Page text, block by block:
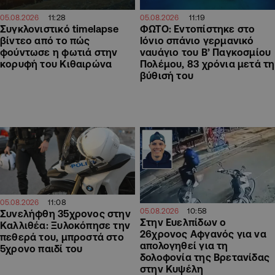
05.08.2026 11:28
Συγκλονιστικό timelapse
βίντεο από το πώς
φούντωσε η φωτιά στην
κορυφή του Κιθαιρώνα
05.08.2026 11:19
ΦΩΤΟ: Εντοπίστηκε στο
Ιόνιο σπάνιο γερμανικό
ναυάγιο του Β’ Παγκοσμίου
Πολέμου, 83 χρόνια μετά τη
βύθισή του
05.08.2026 11:08
Συνελήφθη 35χρονος στην
Καλλιθέα: Ξυλοκόπησε την
πεθερά του, μπροστά στο
5χρονο παιδί του
05.08.2026 10:58
Στην Ευελπίδων ο
26χρονος Αφγανός για να
απολογηθεί για τη
δολοφονία της Βρετανίδας
στην Κυψέλη